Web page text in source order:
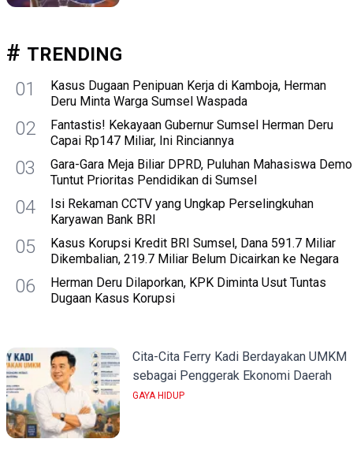
TRENDING
01
Kasus Dugaan Penipuan Kerja di Kamboja, Herman
Deru Minta Warga Sumsel Waspada
02
Fantastis! Kekayaan Gubernur Sumsel Herman Deru
Capai Rp147 Miliar, Ini Rinciannya
03
Gara-Gara Meja Biliar DPRD, Puluhan Mahasiswa Demo
Tuntut Prioritas Pendidikan di Sumsel
04
Isi Rekaman CCTV yang Ungkap Perselingkuhan
Karyawan Bank BRI
05
Kasus Korupsi Kredit BRI Sumsel, Dana 591.7 Miliar
Dikembalian, 219.7 Miliar Belum Dicairkan ke Negara
06
Herman Deru Dilaporkan, KPK Diminta Usut Tuntas
Dugaan Kasus Korupsi
Cita-Cita Ferry Kadi Berdayakan UMKM
sebagai Penggerak Ekonomi Daerah
GAYA HIDUP